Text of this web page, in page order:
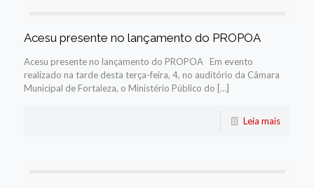
Acesu presente no lançamento do PROPOA
Acesu presente no lançamento do PROPOA Em evento
realizado na tarde desta terça-feira, 4, no auditório da Câmara
Municipal de Fortaleza, o Ministério Público do […]
Leia mais